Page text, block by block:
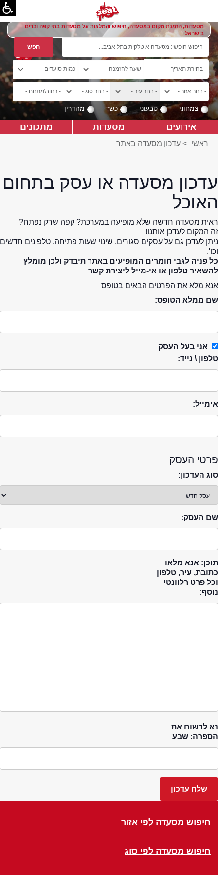
מסעדות, הזמנת מקום במסעדה, חיפוש והמלצות על מסעדות בתי קפה וברים
בישראל
צמחוני טבעוני כשר מהדרין
אירועים מסעדות מתכונים
ראשי > עדכון מסעדה באתר
עדכון מסעדה או עסק בתחום
האוכל
ראית מסעדה חדשה שלא מופיעה במערכת? קפה שרק נפתח?
זה המקום לעדכן אותנו!
ניתן לעדכן גם על עסקים סגורים, שינוי שעות פתיחה, טלפונים חדשים
וכו'.
כל פניה לגבי חומרים המופיעים באתר תיבדק ולכן מומלץ
להשאיר טלפון או אי-מייל ליצירת קשר
אנא מלא את הפרטים הבאים בטופס
שם ממלא הטופס:
אני בעל העסק
טלפון \ נייד:
אימייל:
פרטי העסק
סוג העדכון:
שם העסק:
תוכן: אנא מלאו
כתובת, עיר, טלפון
וכל פרט רלוונטי
נוסף:
נא לרשום את
הספרה: שבע
חיפוש מסעדה לפי אזור
חיפוש מסעדה לפי סוג